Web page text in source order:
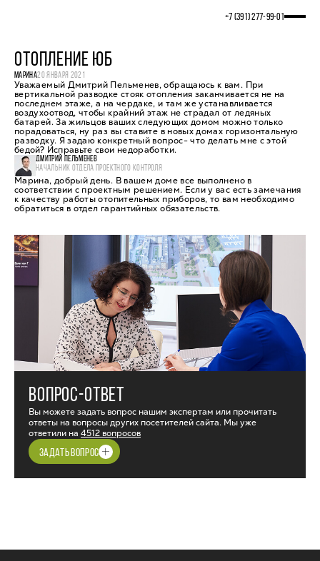
+7 (391) 277‒99‒01
ОТОПЛЕНИЕ ЮБ
МАРИНА20 ЯНВАРЯ 2021
Уважаемый Дмитрий Пельменев, обращаюсь к вам. При
вертикальной разводке стояк отопления заканчивается не на
последнем этаже, а на чердаке, и там же устанавливается
воздухоотвод, чтобы крайний этаж не страдал от ледяных
батарей. За жильцов ваших следующих домом можно только
порадоваться, ну раз вы ставите в новых домах горизонтальную
разводку. Я задаю конкретный вопрос- что делать мне с этой
бедой? Исправьте свои недоработки.
ДМИТРИЙ ПЕЛЬМЕНЕВ
НАЧАЛЬНИК ОТДЕЛА ПРОЕКТНОГО КОНТРОЛЯ
Марина, добрый день. В вашем доме все выполнено в
соответствии с проектным решением. Если у вас есть замечания
к качеству работы отопительных приборов, то вам необходимо
обратиться в отдел гарантийных обязательств.
ВОПРОС-ОТВЕТ
Вы можете задать вопрос нашим экспертам или прочитать
ответы на вопросы других посетителей сайта. Мы уже
ответили на 4512 вопросов
ЗАДАТЬ ВОПРОС